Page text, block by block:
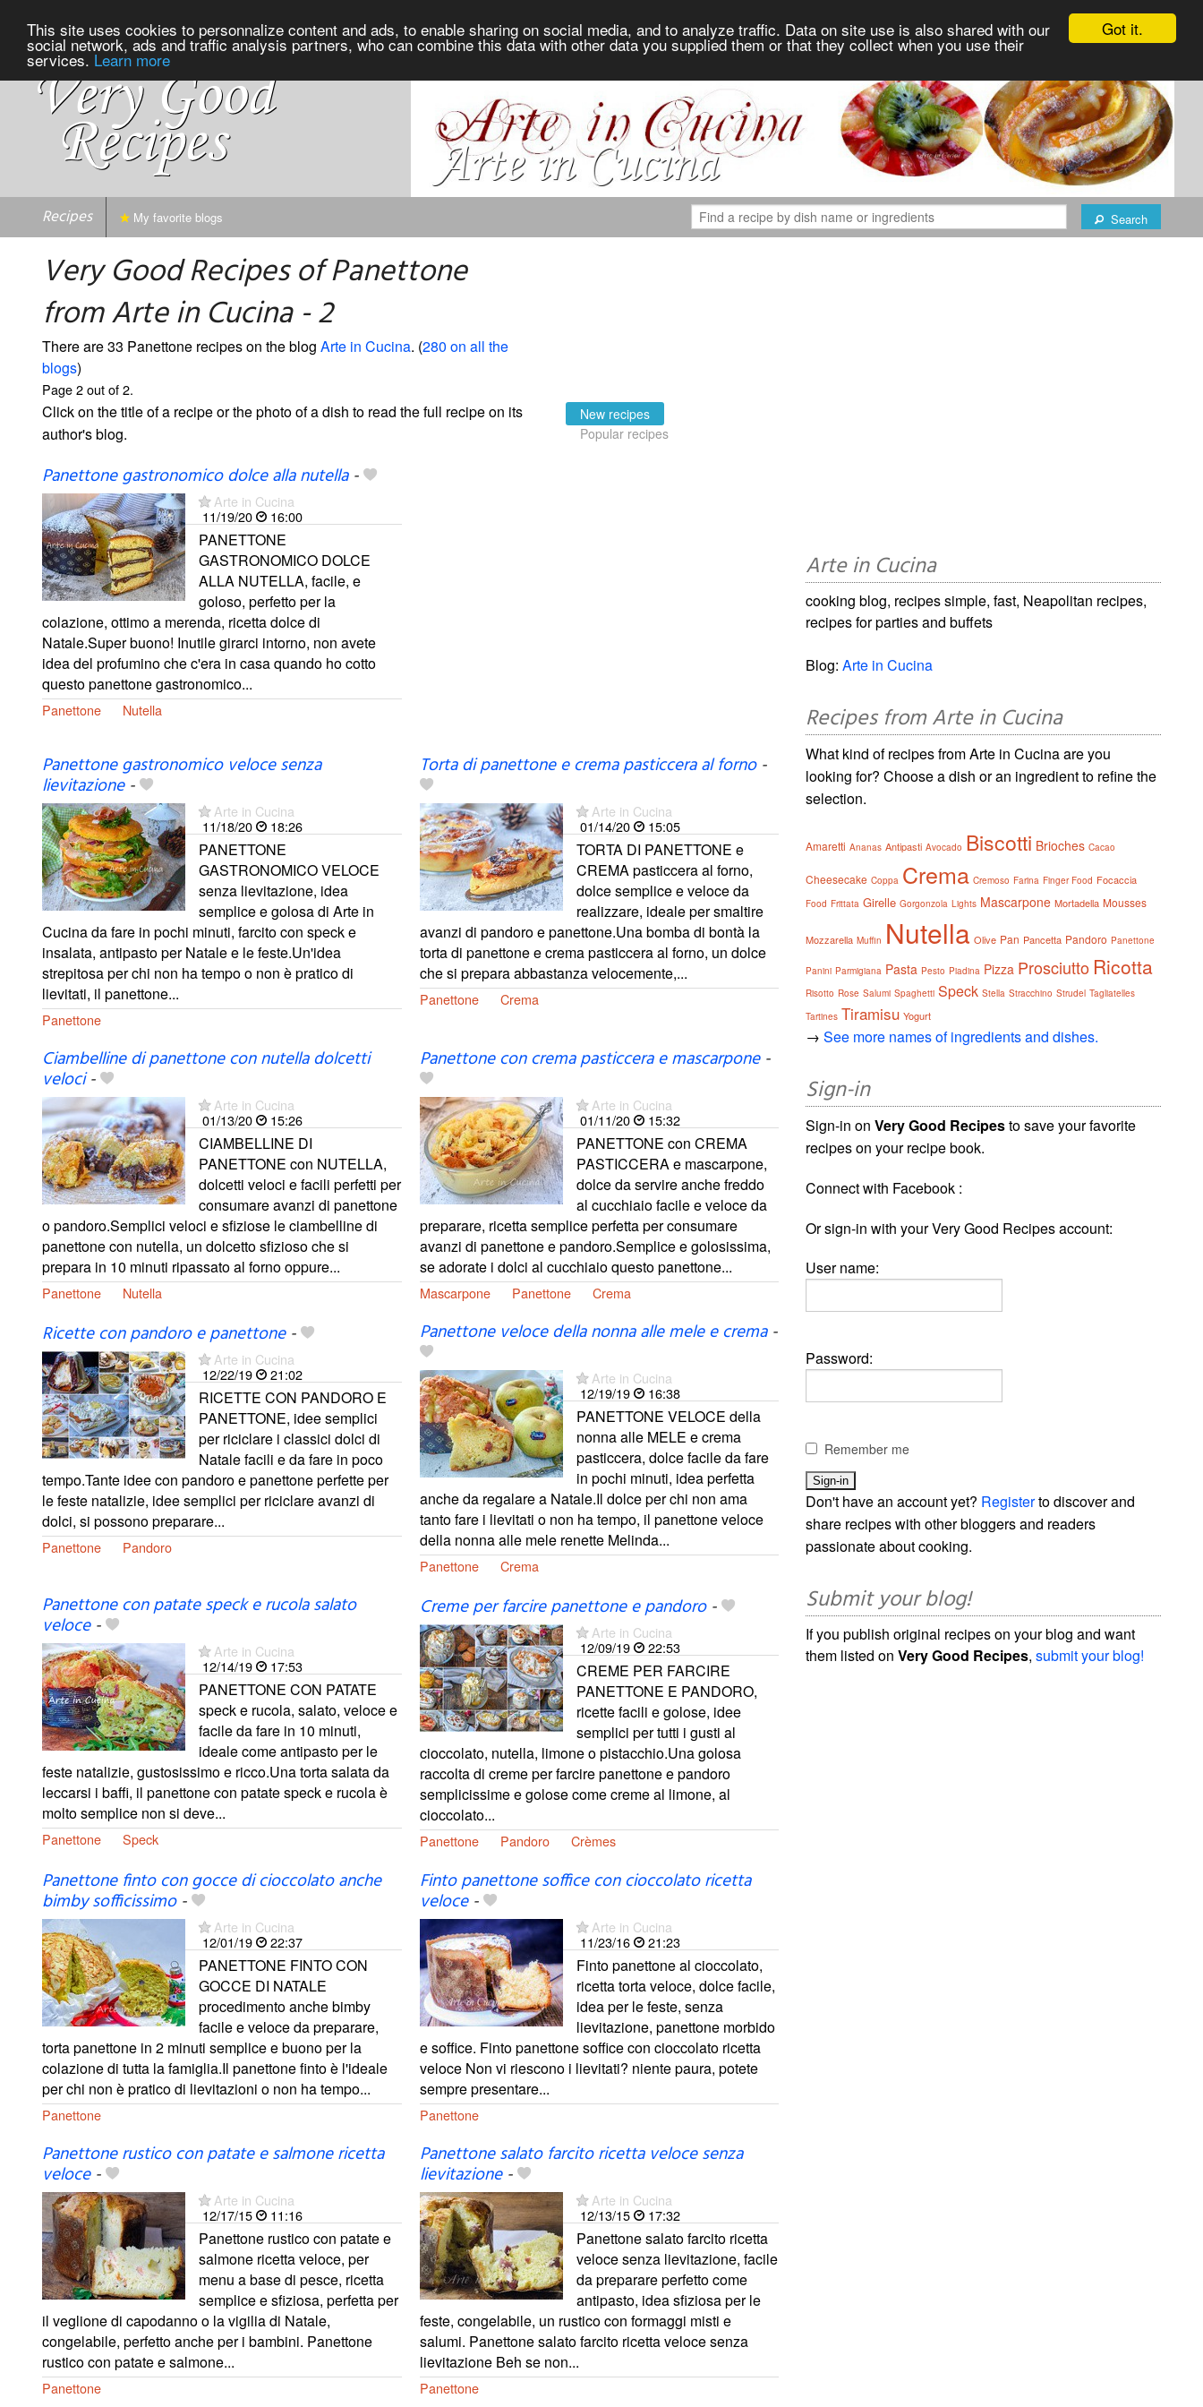
Got it.
This site uses cookies to personnalize content and ads, to enable sharing on social media, and to analyze traffic. Data on site use is also shared with our
social network, ads and traffic analysis partners, who can combine this data with other data you supplied them or that they collect when you use their
services. Learn more
Recipes Search
My favorite blogs
Very Good Recipes of Panettone
from Arte in Cucina - 2
There are 33 Panettone recipes on the blog Arte in Cucina. (280 on all the
blogs)
Page 2 out of 2.
Click on the title of a recipe or the photo of a dish to read the full recipe on its
author's blog.
New recipes
Popular recipes
Panettone gastronomico dolce alla nutella-
Arte in Cucina
11/19/20
16:00
PANETTONE
GASTRONOMICO DOLCE
ALLA NUTELLA, facile, e
goloso, perfetto per la
colazione, ottimo a merenda, ricetta dolce di
Natale.Super buono! Inutile girarci intorno, non avete
idea del profumino che c'era in casa quando ho cotto
questo panettone gastronomico...
Panettone Nutella
Panettone gastronomico veloce senza
lievitazione-
Arte in Cucina
11/18/20
18:26
PANETTONE
GASTRONOMICO VELOCE
senza lievitazione, idea
semplice e golosa di Arte in
Cucina da fare in pochi minuti, farcito con speck e
insalata, antipasto per Natale e le feste.Un'idea
strepitosa per chi non ha tempo o non è pratico di
lievitati, il panettone...
Panettone
Torta di panettone e crema pasticcera al forno-
Arte in Cucina
01/14/20
15:05
TORTA DI PANETTONE e
CREMA pasticcera al forno,
dolce semplice e veloce da
realizzare, ideale per smaltire
avanzi di pandoro e panettone.Una bomba di bontà la
torta di panettone e crema pasticcera al forno, un dolce
che si prepara abbastanza velocemente,...
Panettone Crema
Ciambelline di panettone con nutella dolcetti
veloci-
Arte in Cucina
01/13/20
15:26
CIAMBELLINE DI
PANETTONE con NUTELLA,
dolcetti veloci e facili perfetti per
consumare avanzi di panettone
o pandoro.Semplici veloci e sfiziose le ciambelline di
panettone con nutella, un dolcetto sfizioso che si
prepara in 10 minuti ripassato al forno oppure...
Panettone Nutella
Panettone con crema pasticcera e mascarpone-
Arte in Cucina
01/11/20
15:32
PANETTONE con CREMA
PASTICCERA e mascarpone,
dolce da servire anche freddo
al cucchiaio facile e veloce da
preparare, ricetta semplice perfetta per consumare
avanzi di panettone e pandoro.Semplice e golosissima,
se adorate i dolci al cucchiaio questo panettone...
Mascarpone Panettone Crema
Ricette con pandoro e panettone-
Arte in Cucina
12/22/19
21:02
RICETTE CON PANDORO E
PANETTONE, idee semplici
per riciclare i classici dolci di
Natale facili e da fare in poco
tempo.Tante idee con pandoro e panettone perfette per
le feste natalizie, idee semplici per riciclare avanzi di
dolci, si possono preparare...
Panettone Pandoro
Panettone veloce della nonna alle mele e crema-
Arte in Cucina
12/19/19
16:38
PANETTONE VELOCE della
nonna alle MELE e crema
pasticcera, dolce facile da fare
in pochi minuti, idea perfetta
anche da regalare a Natale.Il dolce per chi non ama
tanto fare i lievitati o non ha tempo, il panettone veloce
della nonna alle mele renette Melinda...
Panettone Crema
Panettone con patate speck e rucola salato
veloce-
Arte in Cucina
12/14/19
17:53
PANETTONE CON PATATE
speck e rucola, salato, veloce e
facile da fare in 10 minuti,
ideale come antipasto per le
feste natalizie, gustosissimo e ricco.Una torta salata da
leccarsi i baffi, il panettone con patate speck e rucola è
molto semplice non si deve...
Panettone Speck
Creme per farcire panettone e pandoro-
Arte in Cucina
12/09/19
22:53
CREME PER FARCIRE
PANETTONE E PANDORO,
ricette facili e golose, idee
semplici per tutti i gusti al
cioccolato, nutella, limone o pistacchio.Una golosa
raccolta di creme per farcire panettone e pandoro
semplicissime e golose come creme al limone, al
cioccolato...
Panettone Pandoro Crèmes
Panettone finto con gocce di cioccolato anche
bimby sofficissimo-
Arte in Cucina
12/01/19
22:37
PANETTONE FINTO CON
GOCCE DI NATALE
procedimento anche bimby
facile e veloce da preparare,
torta panettone in 2 minuti semplice e buono per la
colazione di tutta la famiglia.Il panettone finto è l'ideale
per chi non è pratico di lievitazioni o non ha tempo...
Panettone
Finto panettone soffice con cioccolato ricetta
veloce-
Arte in Cucina
11/23/16
21:23
Finto panettone al cioccolato,
ricetta torta veloce, dolce facile,
idea per le feste, senza
lievitazione, panettone morbido
e soffice. Finto panettone soffice con cioccolato ricetta
veloce Non vi riescono i lievitati? niente paura, potete
sempre presentare...
Panettone
Panettone rustico con patate e salmone ricetta
veloce-
Arte in Cucina
12/17/15
11:16
Panettone rustico con patate e
salmone ricetta veloce, per
menu a base di pesce, ricetta
semplice e sfiziosa, perfetta per
il veglione di capodanno o la vigilia di Natale,
congelabile, perfetto anche per i bambini. Panettone
rustico con patate e salmone...
Panettone
Panettone salato farcito ricetta veloce senza
lievitazione-
Arte in Cucina
12/13/15
17:32
Panettone salato farcito ricetta
veloce senza lievitazione, facile
da preparare perfetto come
antipasto, idea sfiziosa per le
feste, congelabile, un rustico con formaggi misti e
salumi. Panettone salato farcito ricetta veloce senza
lievitazione Beh se non...
Panettone
Arte in Cucina
cooking blog, recipes simple, fast, Neapolitan recipes,
recipes for parties and buffets
Blog:Arte in Cucina
Recipes from Arte in Cucina
What kind of recipes from Arte in Cucina are you
looking for? Choose a dish or an ingredient to refine the
selection.
Amaretti Ananas Antipasti Avocado Biscotti Brioches Cacao
Cheesecake Coppa Crema Cremoso Farina Finger Food Focaccia
Food Frittata Girelle Gorgonzola Lights Mascarpone Mortadella Mousses
Mozzarella Muffin Nutella Olive Pan Pancetta Pandoro Panettone
Panini Parmigiana Pasta Pesto Piadina Pizza Prosciutto Ricotta
Risotto Rose Salumi Spaghetti Speck Stella Stracchino Strudel Tagliatelles
Tartines Tiramisu Yogurt
→See more names of ingredients and dishes.
Sign-in
Sign-in onVery Good Recipesto save your favorite
recipes on your recipe book.
Connect with Facebook :
Or sign-in with your Very Good Recipes account:
User name:
Password:
Remember me
Don't have an account yet? Registerto discover and
share recipes with other bloggers and readers
passionate about cooking.
Submit your blog!
If you publish original recipes on your blog and want
them listed onVery Good Recipes,submit your blog!